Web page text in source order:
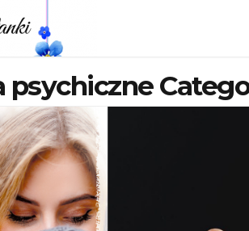
psychiczne